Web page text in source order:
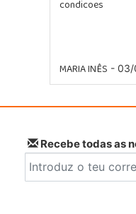
condicoes
MARIA INÊS- 03/
Recebe todas as